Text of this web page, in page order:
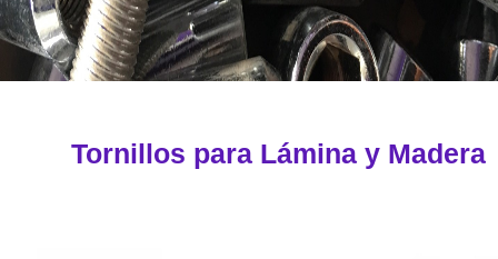
Tornillos para Lámina y Madera